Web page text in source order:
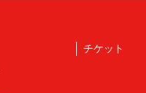
チケット